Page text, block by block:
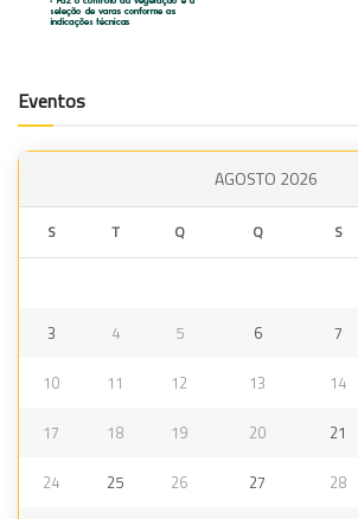
Eventos
AGOSTO 2026
S T Q Q S
3 4 5 6 7
10 11 12 13 14
17 18 19 20 21
24 25 26 27 28